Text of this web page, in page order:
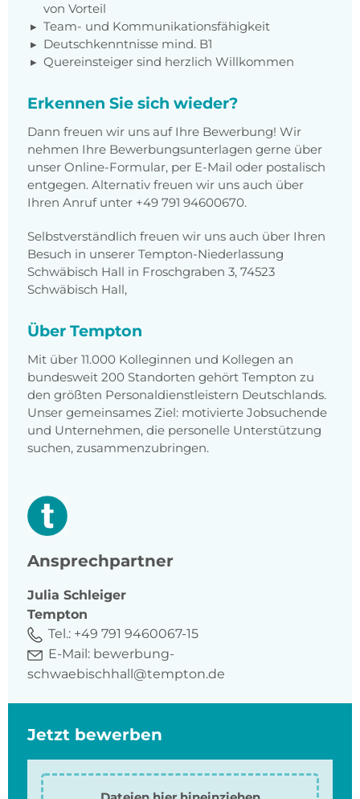
von Vorteil
Team- und Kommunikationsfähigkeit
Deutschkenntnisse mind. B1
Quereinsteiger sind herzlich Willkommen
Erkennen Sie sich wieder?
Dann freuen wir uns auf Ihre Bewerbung! Wir
nehmen Ihre Bewerbungsunterlagen gerne über
unser Online-Formular, per E-Mail oder postalisch
entgegen. Alternativ freuen wir uns auch über
Ihren Anruf unter +49 791 94600670.
Selbstverständlich freuen wir uns auch über Ihren
Besuch in unserer Tempton-Niederlassung
Schwäbisch Hall in Froschgraben 3, 74523
Schwäbisch Hall,
Über Tempton
Mit über 11.000 Kolleginnen und Kollegen an
bundesweit 200 Standorten gehört Tempton zu
den größten Personaldienstleistern Deutschlands.
Unser gemeinsames Ziel: motivierte Jobsuchende
und Unternehmen, die personelle Unterstützung
suchen, zusammenzubringen.
Ansprechpartner
Julia Schleiger
Tempton
Tel.: +49 791 9460067-15
E-Mail: bewerbung-
schwaebischhall@tempton.de
Jetzt bewerben